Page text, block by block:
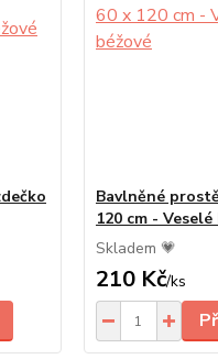
Bavlněné
120 cm -
Skladem 💗
210 Kč/ks